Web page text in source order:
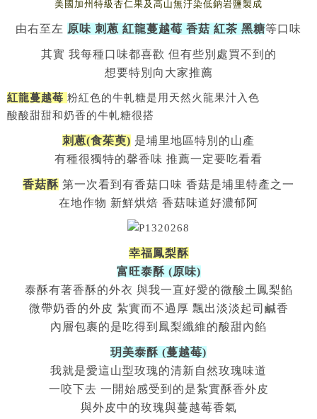
美國加州特級杏仁果及高山無汙染低鈉岩鹽製成
由右至左 原味 刺蔥 紅龍蔓越莓 香菇 紅茶 黑糖等口味
其實 我每種口味都喜歡 但有些別處買不到的
想要特別向大家推薦
紅龍蔓越莓 粉紅色的牛軋糖是用天然火龍果汁入色
酸酸甜甜和奶香的牛軋糖很搭
刺蔥(食茱萸) 是埔里地區特別的山產
有種很獨特的馨香味 推薦一定要吃看看
香菇酥 第一次看到有香菇口味 香菇是埔里特產之一
在地作物 新鮮烘焙 香菇味道好濃郁阿
幸福鳳梨酥
富旺泰酥 (原味)
泰酥有著香酥的外衣 與我一直好愛的微酸土鳳梨餡
微帶奶香的外皮 紮實而不過厚 飄出淡淡起司鹹香
內層包裹的是吃得到鳳梨纖維的酸甜內餡
玥美泰酥 (蔓越莓)
我就是愛這山型玫瑰的清新自然玫瑰味道
一咬下去 一開始感受到的是紮實酥香外皮
與外皮中的玫瑰與蔓越莓香氣